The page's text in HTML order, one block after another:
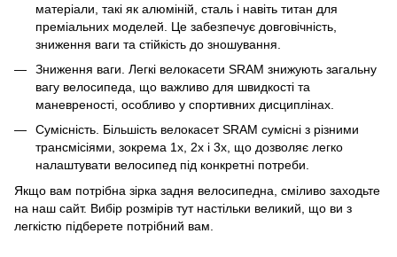
матеріали, такі як алюміній, сталь і навіть титан для
преміальних моделей. Це забезпечує довговічність,
зниження ваги та стійкість до зношування.
Зниження ваги. Легкі велокасети SRAM знижують загальну
вагу велосипеда, що важливо для швидкості та
маневреності, особливо у спортивних дисциплінах.
Сумісність. Більшість велокасет SRAM сумісні з різними
трансмісіями, зокрема 1x, 2x і 3x, що дозволяє легко
налаштувати велосипед під конкретні потреби.
Якщо вам потрібна зірка задня велосипедна, сміливо заходьте
на наш сайт. Вибір розмірів тут настільки великий, що ви з
легкістю підберете потрібний вам.